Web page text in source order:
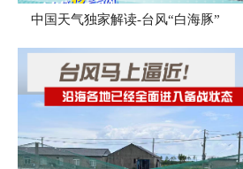
中国天气独家解读-台风“白海豚”